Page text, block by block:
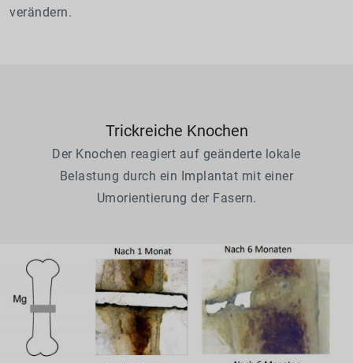
verändern.
Trickreiche Knochen
Der Knochen reagiert auf geänderte lokale
Belastung durch ein Implantat mit einer
Umorientierung der Fasern.